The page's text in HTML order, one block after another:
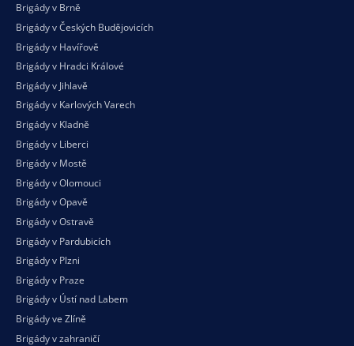
Brigády v Brně
Brigády v Českých Budějovicích
Brigády v Havířově
Brigády v Hradci Králové
Brigády v Jihlavě
Brigády v Karlových Varech
Brigády v Kladně
Brigády v Liberci
Brigády v Mostě
Brigády v Olomouci
Brigády v Opavě
Brigády v Ostravě
Brigády v Pardubicích
Brigády v Plzni
Brigády v Praze
Brigády v Ústí nad Labem
Brigády ve Zlíně
Brigády v zahraničí